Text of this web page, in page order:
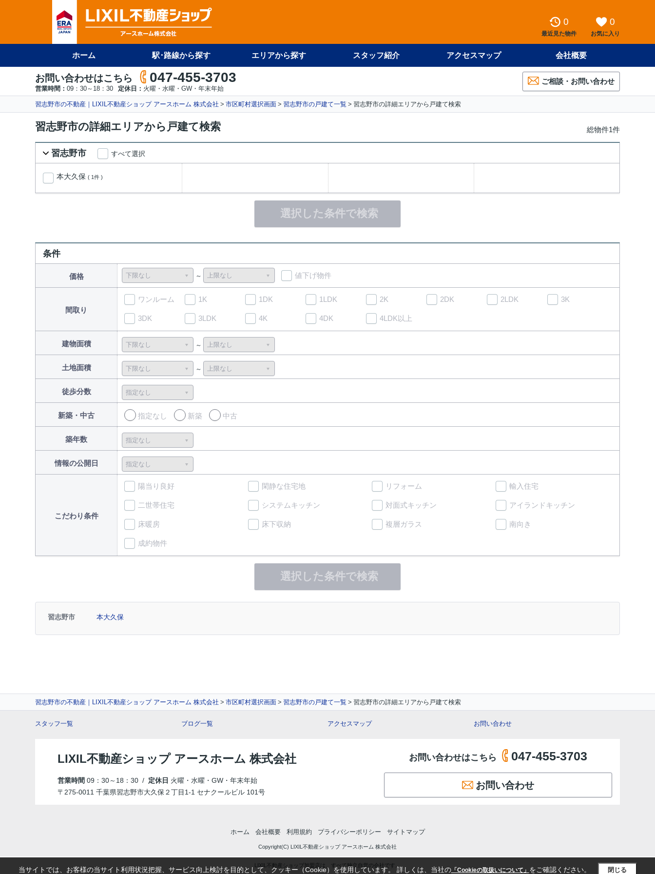
0
最近見た物件
0
お気に入り
ホーム 駅･路線から探す エリアから探す スタッフ紹介 アクセスマップ 会社概要
お問い合わせはこちら 047-455-3703
営業時間： 09：30～18：30 定休日： 火曜・水曜・GW・年末年始
ご相談・お問い合わせ
習志野市の不動産｜LIXIL不動産ショップ アースホーム 株式会社 市区町村選択画面 習志野市の戸建て一覧 習志野市の詳細エリアから戸建て検索
習志野市の詳細エリアから戸建て検索 総物件1件
習志野市 すべて選択
本大久保 ( 1件 )
選択した条件で検索
条件
価格 値下げ物件
間取り
ワンルーム 1K 1DK 1LDK 2K 2DK 2LDK 3K
3DK 3LDK 4K 4DK 4LDK以上
建物面積
土地面積
徒歩分数
新築・中古 指定なし 新築 中古
築年数
情報の公開日
こだわり条件
陽当り良好 閑静な住宅地 リフォーム 輸入住宅
二世帯住宅 システムキッチン 対面式キッチン アイランドキッチン
床暖房 床下収納 複層ガラス 南向き
成約物件
選択した条件で検索
習志野市 本大久保
習志野市の不動産｜LIXIL不動産ショップ アースホーム 株式会社 市区町村選択画面 習志野市の戸建て一覧 習志野市の詳細エリアから戸建て検索
スタッフ一覧 ブログ一覧 アクセスマップ お問い合わせ
LIXIL不動産ショップ アースホーム 株式会社
営業時間 09：30～18：30 / 定休日 火曜・水曜・GW・年末年始
〒275-0011 千葉県習志野市大久保２丁目1-1 セナクールビル 101号
お問い合わせはこちら 047-455-3703
お問い合わせ
ホーム 会社概要 利用規約 プライバシーポリシー サイトマップ
Copyright(C) LIXIL不動産ショップ アースホーム 株式会社
LIXIL不動産ショップ加盟店は、すべて独立自営の会社です。
当サイトでは、お客様の当サイト利用状況把握、サービス向上検討を目的として、クッキー（Cookie）を使用しています。 詳しくは、当社の「Cookieの取扱いについて」 をご確認ください。 閉じる